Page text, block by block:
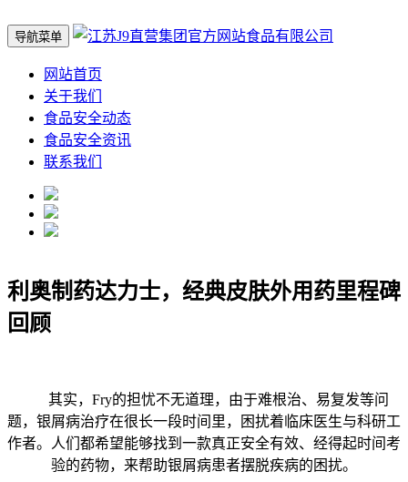
导航菜单
网站首页
关于我们
食品安全动态
食品安全资讯
联系我们
利奥制药达力士，经典皮肤外用药里程碑
回顾
其实，Fry的担忧不无道理，由于难根治、易复发等问
题，银屑病治疗在很长一段时间里，困扰着临床医生与科研工
作者。人们都希望能够找到一款真正安全有效、经得起时间考
验的药物，来帮助银屑病患者摆脱疾病的困扰。